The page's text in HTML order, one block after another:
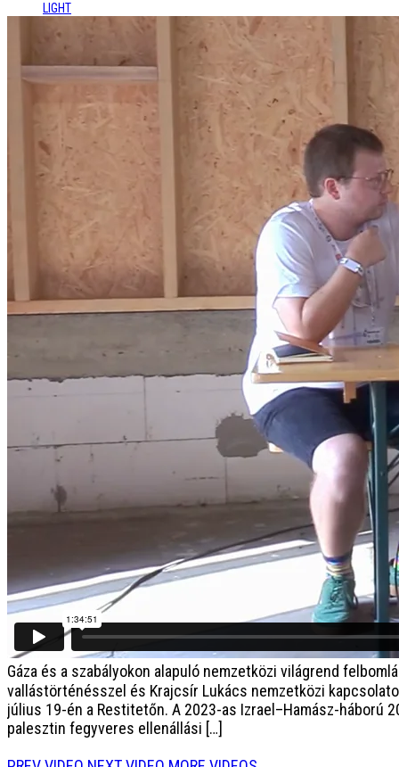
LIGHT
Gáza és a szabályokon alapuló nemzetközi világrend
vallástörténésszel és Krajcsír Lukács nemzetközi
július 19-én a Restitetőn. A 2023-as Izrael–Hamász-háború
palesztin fegyveres ellenállási […]